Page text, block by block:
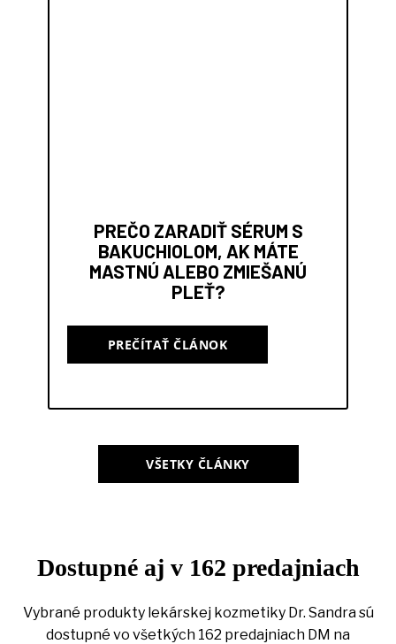
PREČO ZARADIŤ SÉRUM S
BAKUCHIOLOM, AK MÁTE
MASTNÚ ALEBO ZMIEŠANÚ
PLEŤ?
PREČÍTAŤ ČLÁNOK
VŠETKY ČLÁNKY
Dostupné aj v 162 predajniach
Vybrané produkty lekárskej kozmetiky Dr. Sandra sú
dostupné vo všetkých 162 predajniach DM na